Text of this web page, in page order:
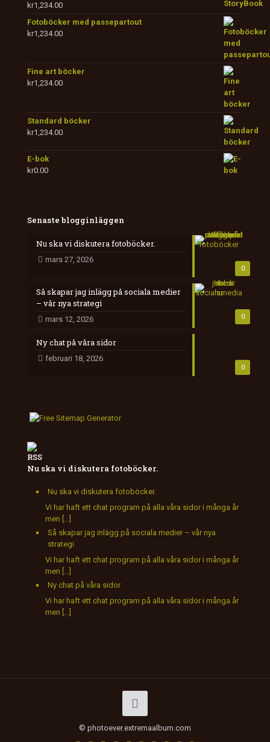
kr1,234.00
Fotoböcker med passepartout
kr1,234.00
Fine art böcker
kr1,234.00
Standard böcker
kr1,234.00
E-bok
kr0.00
Senaste blogginläggen
0
Nu ska vi diskutera fotoböcker.
mars 27, 2026
0
Så skapar jag inlägg på sociala medier
– vår nya strategi
mars 12, 2026
0
Ny chat på våra sidor
februari 18, 2026
Nu ska vi diskutera fotoböcker.
Nu ska vi diskutera fotoböcker.
Vi har haft ett chat program på alla våra sidor i många år
men […]
Så skapar jag inlägg på sociala medier – vår nya
strategi
Vi har haft ett chat program på alla våra sidor i många år
men […]
Ny chat på våra sidor
Vi har haft ett chat program på alla våra sidor i många år
men […]
© photoever.extremaalbum.com